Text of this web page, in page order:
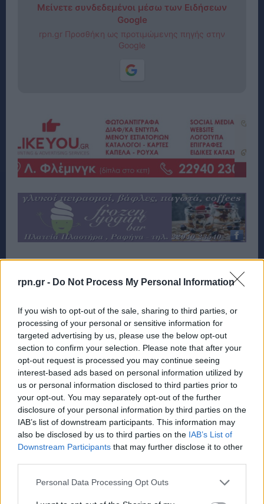
rpn.gr - Do Not Process My Personal Information
If you wish to opt-out of the sale, sharing to third parties, or
processing of your personal or sensitive information for
targeted advertising by us, please use the below opt-out
section to confirm your selection. Please note that after your
opt-out request is processed you may continue seeing
interest-based ads based on personal information utilized by
us or personal information disclosed to third parties prior to
your opt-out. You may separately opt-out of the further
disclosure of your personal information by third parties on the
IAB’s list of downstream participants. This information may
also be disclosed by us to third parties on the IAB’s List of
Downstream Participants that may further disclose it to other
Personal Data Processing Opt Outs
Μείνετε συνδεδεμένοι μέσω των Ειδήσεων
Google
rpn.gr Προσθήκη ως προτιμώμενης πηγής στην
Google